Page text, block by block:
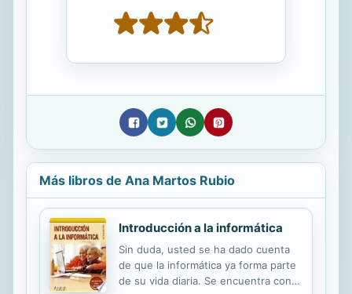
Más libros de Ana Martos Rubio
Introducción a la informática
Sin duda, usted se ha dado cuenta
de que la informática ya forma parte
de su vida diaria. Se encuentra con